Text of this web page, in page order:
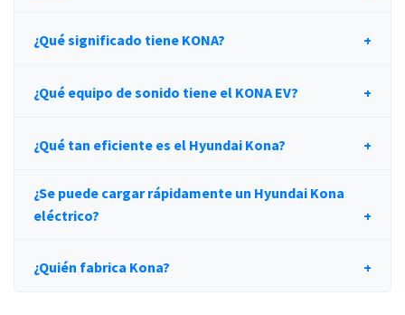
¿Qué significado tiene KONA?
¿Qué equipo de sonido tiene el KONA EV?
¿Qué tan eficiente es el Hyundai Kona?
¿Se puede cargar rápidamente un Hyundai Kona
eléctrico?
¿Quién fabrica Kona?